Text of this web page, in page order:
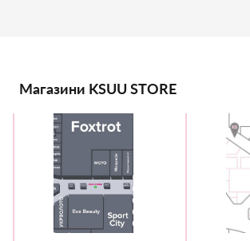
Магазини KSUU STORE